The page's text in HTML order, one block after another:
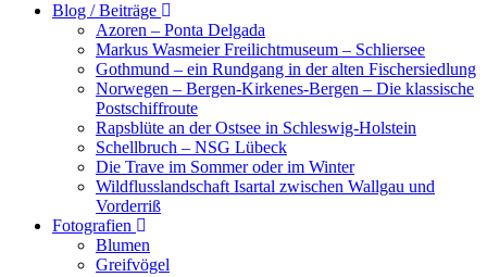
Blog / Beiträge
Azoren – Ponta Delgada
Markus Wasmeier Freilichtmuseum – Schliersee
Gothmund – ein Rundgang in der alten Fischersiedlung
Norwegen – Bergen-Kirkenes-Bergen – Die klassische
Postschiffroute
Rapsblüte an der Ostsee in Schleswig-Holstein
Schellbruch – NSG Lübeck
Die Trave im Sommer oder im Winter
Wildflusslandschaft Isartal zwischen Wallgau und
Vorderriß
Fotografien
Blumen
Greifvögel